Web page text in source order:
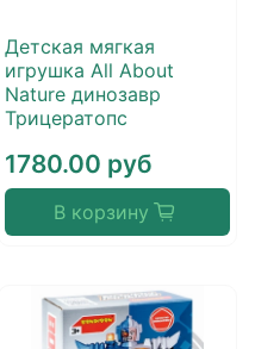
Детская мягкая
игрушка All About
Nature динозавр
Трицератопс
1780.00 руб
В корзину